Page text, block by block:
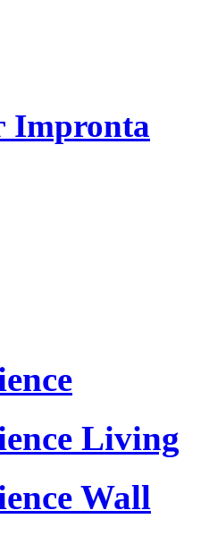
Impronta
Living
Wall